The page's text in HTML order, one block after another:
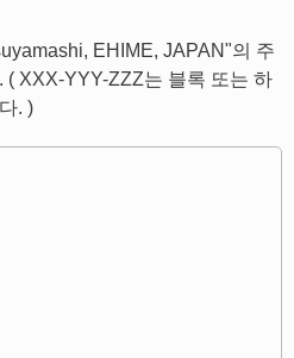
EHIME, JAPAN"의 주
( XXX-YYY-ZZZ는 블록 또는 하
. )